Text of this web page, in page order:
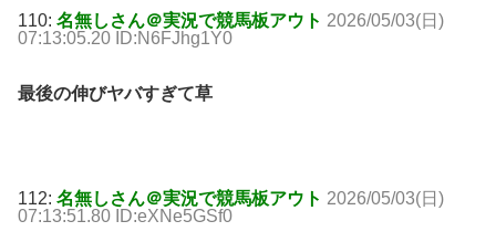
110: 名無しさん＠実況で競馬板アウト 2026/05/03(日)
07:13:05.20 ID:N6FJhg1Y0
最後の伸びヤバすぎて草
112: 名無しさん＠実況で競馬板アウト 2026/05/03(日)
07:13:51.80 ID:eXNe5GSf0